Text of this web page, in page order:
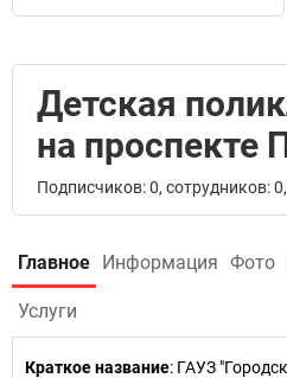
Детская
на проспекте
Подписчиков: 0, сотрудников:
Главное Информация Фото
Услуги
Краткое название: ГАУЗ